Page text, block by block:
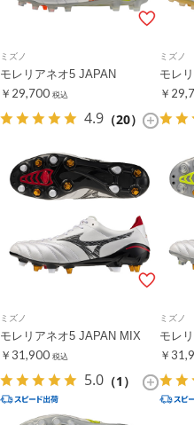
ミズノ
モレリアネオ5 JAPAN
￥29,700 税込
4.9 （20）
ミズノ
モレ
￥
ミズノ
モレリアネオ5 JAPAN MIX
￥31,900 税込
5.0 （1）
ミズノ
モレ
￥